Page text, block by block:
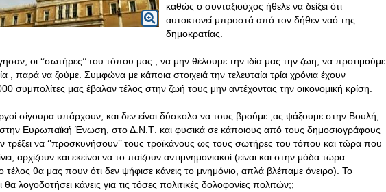
καθώς ο συνταξιούχος ήθελε να δείξει ότι
αυτοκτονεί μπροστά από τον δήθεν ναό της
δημοκρατίας.
οι ‘’σωτήρες’’ του τόπου μας , να μην θέλουμε την ιδία μας την ζωη, να προτιμούμε
, παρά να ζούμε. Συμφώνα με κάποια στοιχειά την τελευταία τρία χρόνια έχουν
συμπολίτες μας έβαλαν τέλος στην ζωή τους μην αντέχοντας την οικονομική κρίση.
σίγουρα υπάρχουν, και δεν είναι δύσκολο να τους βρούμε ,ας ψάξουμε στην Βουλή,
στην Ευρωπαϊκή Ένωση, στο Δ.Ν.Τ . και φυσικά σε κάποιους από τους δημοσιογράφους
τρέξει να ‘’προσκυνήσουν’’ τους τροϊκάνους ως τους σωτήρες του τόπου και τώρα που
αρχίζουν και εκείνοι να το παίζουν αντιμνημονιακοί (είναι και στην μόδα τώρα
τέλος θα μας πουν ότι δεν ψήφισε κάνεις το μνημόνιο, απλά βλέπαμε όνειρο). Το
θα λογοδοτήσει κάνεις για τις τόσες πολιτικές δολοφονίες πολιτών;;